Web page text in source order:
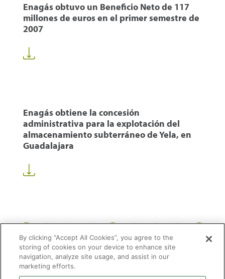
Enagás obtuvo un Beneficio Neto de 117
millones de euros en el primer semestre de
2007
Enagás obtiene la concesión
administrativa para la explotación del
almacenamiento subterráneo de Yela, en
Guadalajara
By clicking “Accept All Cookies”, you agree to the
storing of cookies on your device to enhance site
navigation, analyze site usage, and assist in our
marketing efforts.